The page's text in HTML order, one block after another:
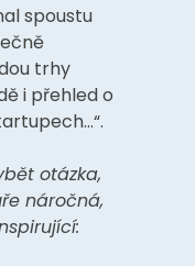
spoustu
trhy
i přehled o
otázka,
náročná,